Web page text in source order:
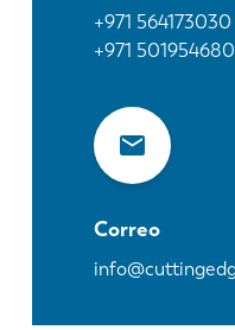
+971 564173030
+971 501954680
Correo